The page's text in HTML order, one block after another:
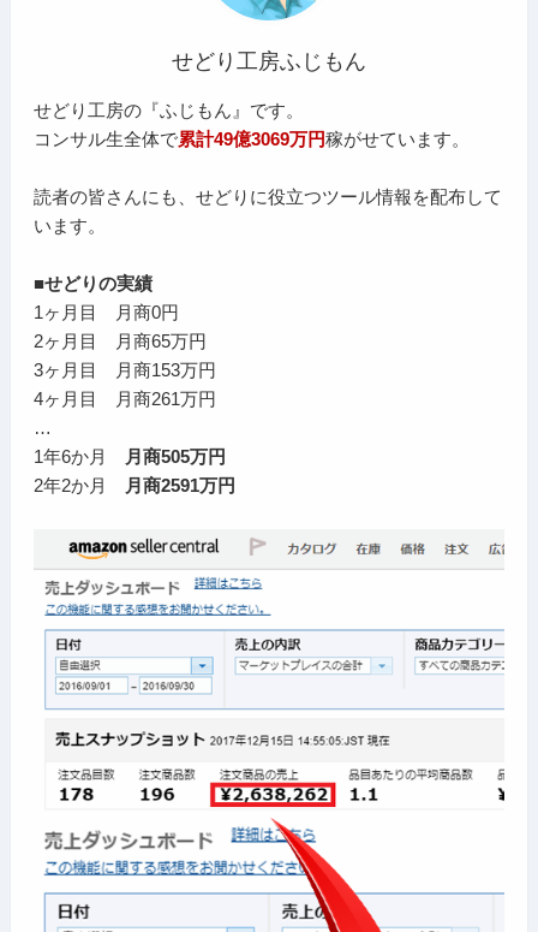
せどり工房ふじもん
せどり工房の『ふじもん』です。
コンサル生全体で累計49億3069万円稼がせています。
読者の皆さんにも、せどりに役立つツール情報を配布して
います。
■せどりの実績
1ヶ月目 月商0円
2ヶ月目 月商65万円
3ヶ月目 月商153万円
4ヶ月目 月商261万円
…
1年6か月
月商505万円
2年2か月
月商2591万円